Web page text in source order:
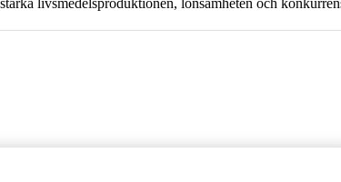
livsmedelsproduktionen, lönsamheten och